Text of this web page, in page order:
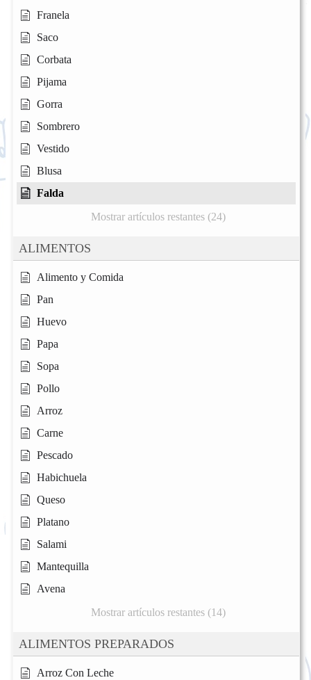
Franela
Saco
Corbata
Pijama
Gorra
Sombrero
Vestido
Blusa
Falda
Mostrar artículos restantes (24)
ALIMENTOS
Alimento y Comida
Pan
Huevo
Papa
Sopa
Pollo
Arroz
Carne
Pescado
Habichuela
Queso
Platano
Salami
Mantequilla
Avena
Mostrar artículos restantes (14)
ALIMENTOS PREPARADOS
Arroz Con Leche